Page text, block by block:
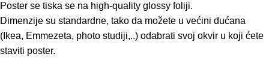
Poster se tiska se na high-quality glossy foliji.
Dimenzije su standardne, tako da možete u većini dućana
(Ikea, Emmezeta, photo studiji,..) odabrati svoj okvir u koji ćete
staviti poster.